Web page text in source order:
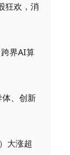
狂欢，消
界AI算
体、创新
大涨超